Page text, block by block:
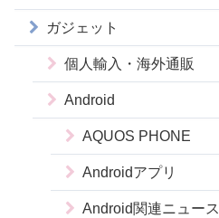
ガジェット
個人輸入・海外通販
Android
AQUOS PHONE
Androidアプリ
Android関連ニュース